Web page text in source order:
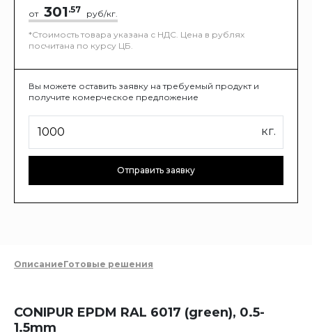
от 301.57
руб/кг.
*Стоимость товара указана с НДС. Цена в рублях
посчитана по курсу ЦБ.
Вы можете оставить заявку на требуемый продукт и
получите комерческое предложение
кг.
Отправить заявку
ОписаниеГотовые решения
CONIPUR EPDM RAL 6017 (green), 0.5-
1.5mm